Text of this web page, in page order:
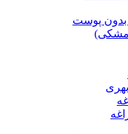
بدون پوست
(مشکی)